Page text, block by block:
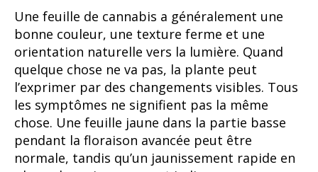
Une feuille de cannabis a généralement une
bonne couleur, une texture ferme et une
orientation naturelle vers la lumière. Quand
quelque chose ne va pas, la plante peut
l’exprimer par des changements visibles. Tous
les symptômes ne signifient pas la même
chose. Une feuille jaune dans la partie basse
pendant la floraison avancée peut être
normale, tandis qu’un jaunissement rapide en